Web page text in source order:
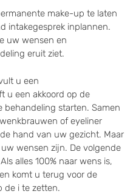
make-up te laten
intakegesprek inplannen.
uw wensen en
eruit ziet.
u een
u een akkoord op de
behandeling starten. Samen
of eyeliner
hand van uw gezicht. Maar
wensen zijn. De volgende
alles 100% naar wens is,
komt u terug voor de
de i te zetten.